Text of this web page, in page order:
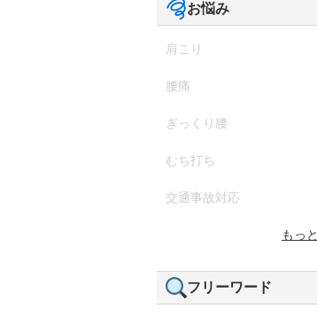
お悩み
肩こり
腰痛
ぎっくり腰
むち打ち
交通事故対応
もっ
フリーワード